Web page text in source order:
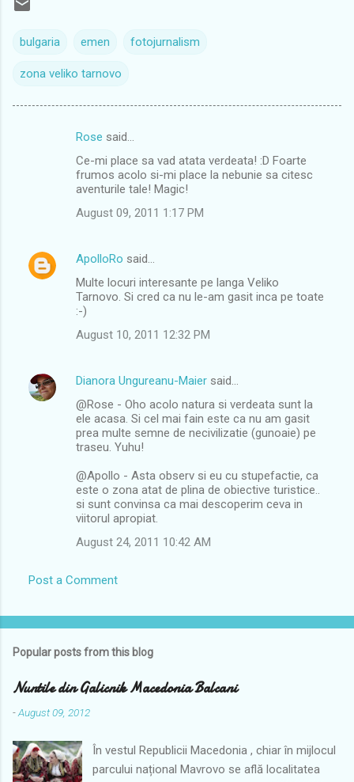
bulgaria emen fotojurnalism
zona veliko tarnovo
n
t
Rose said…
Ce-mi place sa vad atata verdeata! :D Foarte
frumos acolo si-mi place la nebunie sa citesc
aventurile tale! Magic!
August 09, 2011 1:17 PM
ApolloRo said…
Multe locuri interesante pe langa Veliko
Tarnovo. Si cred ca nu le-am gasit inca pe toate
:-)
August 10, 2011 12:32 PM
Dianora Ungureanu-Maier said…
@Rose - Oho acolo natura si verdeata sunt la
ele acasa. Si cel mai fain este ca nu am gasit
prea multe semne de necivilizatie (gunoaie) pe
traseu. Yuhu!
@Apollo - Asta observ si eu cu stupefactie, ca
este o zona atat de plina de obiective turistice..
si sunt convinsa ca mai descoperim ceva in
viitorul apropiat.
August 24, 2011 10:42 AM
Post a Comment
Popular posts from this blog
Nuntile din Galicnik Macedonia Balcani
-August 09, 2012
În vestul Republicii Macedonia , chiar în mijlocul
parcului național Mavrovo se află localitatea